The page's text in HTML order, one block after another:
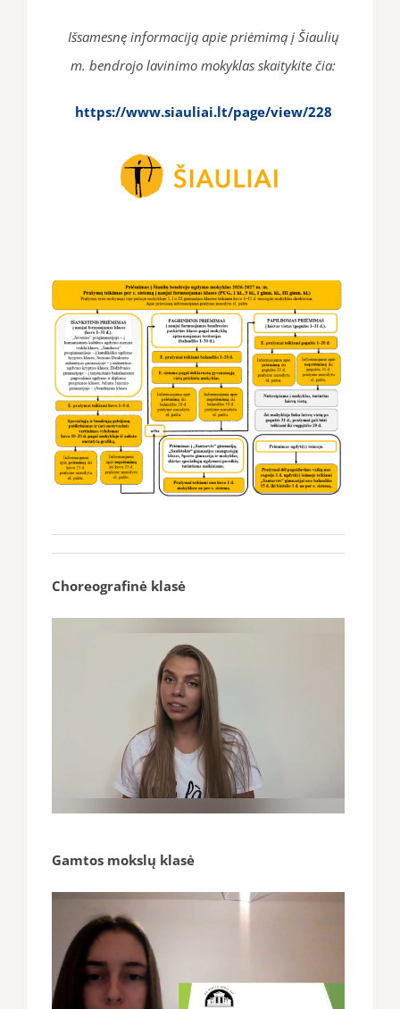
Išsamesnę informaciją apie priėmimą į Šiaulių
m. bendrojo lavinimo mokyklas skaitykite čia:
https://www.siauliai.lt/page/view/228
Choreografinė klasė
Gamtos mokslų klasė